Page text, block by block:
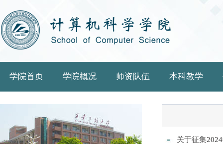
学院首页 学院概况 师资队伍 本科教学
关于征集